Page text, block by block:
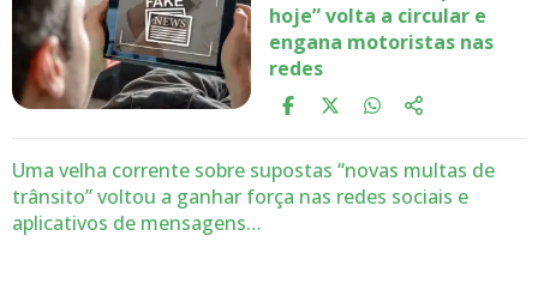
hoje” volta a circular e
engana motoristas nas
redes
Uma velha corrente sobre supostas “novas multas de
trânsito” voltou a ganhar força nas redes sociais e
aplicativos de mensagens…